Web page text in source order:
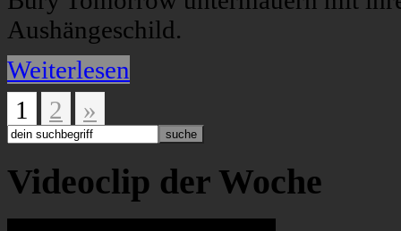
Aushängeschild.
Weiterlesen
1
2 »
Videoclip der Woche